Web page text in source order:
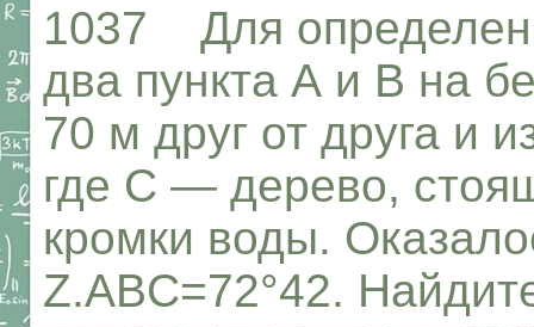
1037 Для
два пункта А и В на
70 м друг от друга и
где С — дерево,
кромки воды.
Z.ABC=72°42.